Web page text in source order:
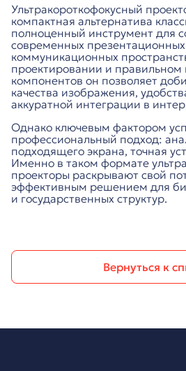
Ультракороткофокусный
компактная альтернатива
полноценный инструмент для
современных
коммуникационных
проектировании и правильном
компонентов он позволяет
качества изображения,
аккуратной интеграции в
Однако ключевым фактором
профессиональный подход:
подходящего экрана, точная
Именно в таком формате
проекторы раскрывают свой
эффективным решением для
и государственных структур.
Вернуться к